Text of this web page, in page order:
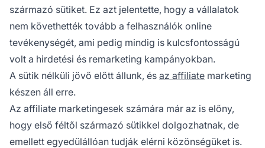
származó sütiket. Ez azt jelentette, hogy a vállalatok
nem követhették tovább a felhasználók online
tevékenységét, ami pedig mindig is kulcsfontosságú
volt a hirdetési és remarketing kampányokban.
A sütik nélküli jövő előtt állunk, és az affiliate marketing
készen áll erre.
Az affiliate marketingesek számára már az is előny,
hogy első féltől származó sütikkel dolgozhatnak, de
emellett egyedülállóan tudják elérni közönségüket is.